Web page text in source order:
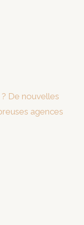
De nouvelles
agences